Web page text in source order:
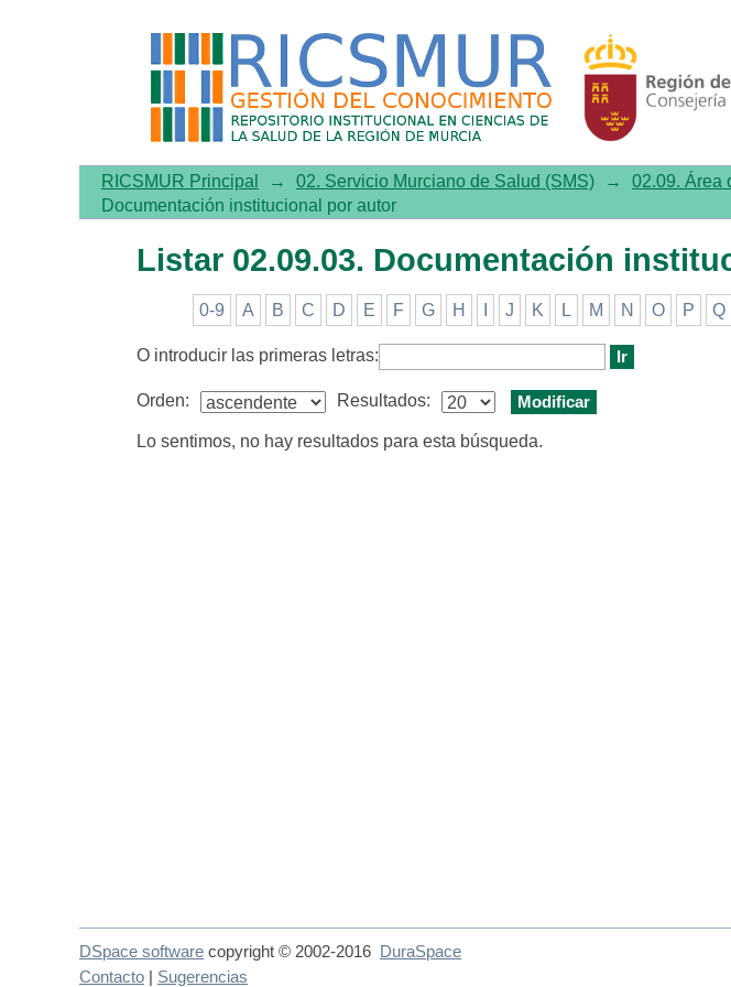
Listar 02.09.03. Documentación
RICSMUR Principal → 02. Servicio Murciano de Salud (SMS) → 02.09. Área
Documentación institucional por autor
Listar 02.09.03. Documentación
0-9 A B C D E F G H J K L M N O P Q
O introducir las primeras letras:
Orden: Resultados:
Lo sentimos, no hay resultados para esta búsqueda.
DSpace software copyright © 2002-2016 DuraSpace
Contacto
Sugerencias